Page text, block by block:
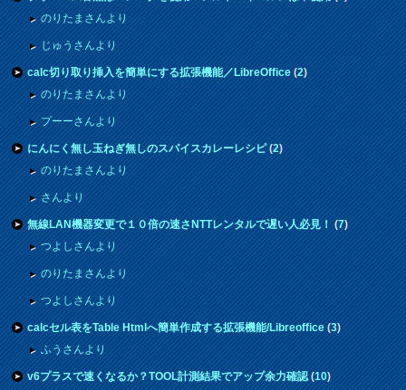
のりたまさんより
じゅうさんより
calc切り取り挿入を簡単にする拡張機能／LibreOffice(2)
のりたまさんより
プーーさんより
にんにく無し玉ねぎ無しのスパイスカレーレシピ(2)
のりたまさんより
さんより
無線LAN機器変更で１０倍の速さNTTレンタルで遅い人必見！(7)
つよしさんより
のりたまさんより
つよしさんより
calcセル表をTable Htmlへ簡単作成する拡張機能/Libreoffice(3)
ふうさんより
v6プラスで速くなるか？TOOL計測結果でアップ余力確認(10)